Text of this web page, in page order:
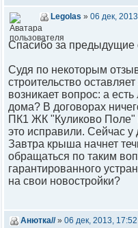
Legolas » 06 дек,
Спасибо за предыдущие
Судя по некоторым
строительство
возникает вопрос: а
дома? В договорах
ПК1 ЖК "Куликово Поле"
это исправили. Сейчас у
Завтра крыша начнет
обращаться по таким
гарантированного
на свои новостройки?
Анютка//» 06 дек, 2013, 17:52